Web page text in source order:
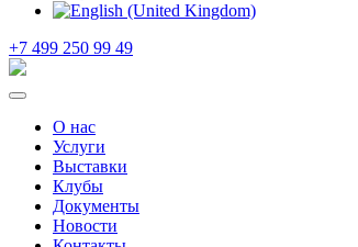
+7 499 250 99 49
О нас
Услуги
Выставки
Клубы
Документы
Новости